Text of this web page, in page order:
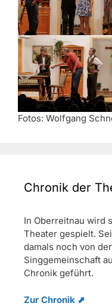
Fotos: Wolfgang
Chronik der
In Oberreitnau wird
Theater gespielt.
damals noch von
Singgemeinschaft
Chronik geführt.
Zur Chronik ⬈